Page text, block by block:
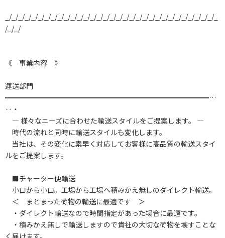
_/_/_/_/_/_/_/_/_/_/_/_/_/_/_/_/_/_/_/_/_/_/_/_/_/_/_/_/_/_/_/_/_
/_/_/
《 事業内容 》
運送部門
━━━━━━━━━━━━━━━━━━━━━━━━━━━━━…
‥・
― 様々なニーズに合わせた輸送スタイルをご提案します。 ―
時代の流れと同時に輸送スタイルも変化します。
当社は、その変化に素早く対応してお客様に高品質の輸送スタイ
ルをご提案します。
■チャーター便輸送
小口から小口。工場から工場へ積みかえ無しのダイレクト輸送。
＜ まとまった荷物の輸送に最適です ＞
・ダイレクト輸送なので時間指定があった場合に最適です。
・積みかえ無しで輸送しますので貴社の大切な荷物を壊すことな